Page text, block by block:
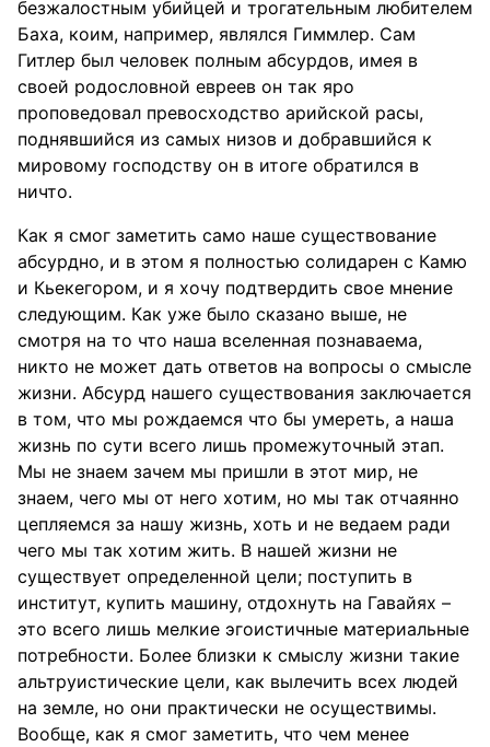
безжалостным убийцей и трогательным любителем
Баха, коим, например, являлся Гиммлер. Сам
Гитлер был человек полным абсурдов, имея в
своей родословной евреев он так яро
проповедовал превосходство арийской расы,
поднявшийся из самых низов и добравшийся к
мировому господству он в итоге обратился в
ничто.
Как я смог заметить само наше существование
абсурдно, и в этом я полностью солидарен с Камю
и Кьекегором, и я хочу подтвердить свое мнение
следующим. Как уже было сказано выше, не
смотря на то что наша вселенная познаваема,
никто не может дать ответов на вопросы о смысле
жизни. Абсурд нашего существования заключается
в том, что мы рождаемся что бы умереть, а наша
жизнь по сути всего лишь промежуточный этап.
Мы не знаем зачем мы пришли в этот мир, не
знаем, чего мы от него хотим, но мы так отчаянно
цепляемся за нашу жизнь, хоть и не ведаем ради
чего мы так хотим жить. В нашей жизни не
существует определенной цели; поступить в
институт, купить машину, отдохнуть на Гавайях –
это всего лишь мелкие эгоистичные материальные
потребности. Более близки к смыслу жизни такие
альтруистические цели, как вылечить всех людей
на земле, но они практически не осуществимы.
Вообще, как я смог заметить, что чем менее